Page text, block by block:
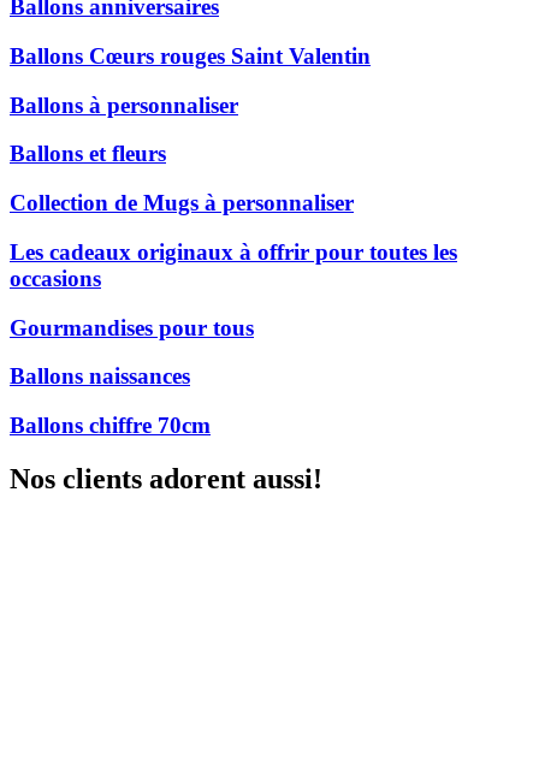
Ballons anniversaires
Ballons Cœurs rouges Saint Valentin
Ballons à personnaliser
Ballons et fleurs
Collection de Mugs à personnaliser
Les cadeaux originaux à offrir pour toutes les
occasions
Gourmandises pour tous
Ballons naissances
Ballons chiffre 70cm
Nos clients adorent aussi!